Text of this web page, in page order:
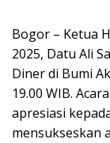
Bogor – Ketua
2025, Datu Ali
Diner di Bumi
19.00 WIB.
apresiasi
mensukseskan